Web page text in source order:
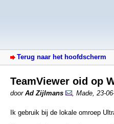
Terug naar het hoofdscherm
TeamViewer oid op
door Ad Zijlmans Made 23-
Ik gebruik bij de lokale omroep